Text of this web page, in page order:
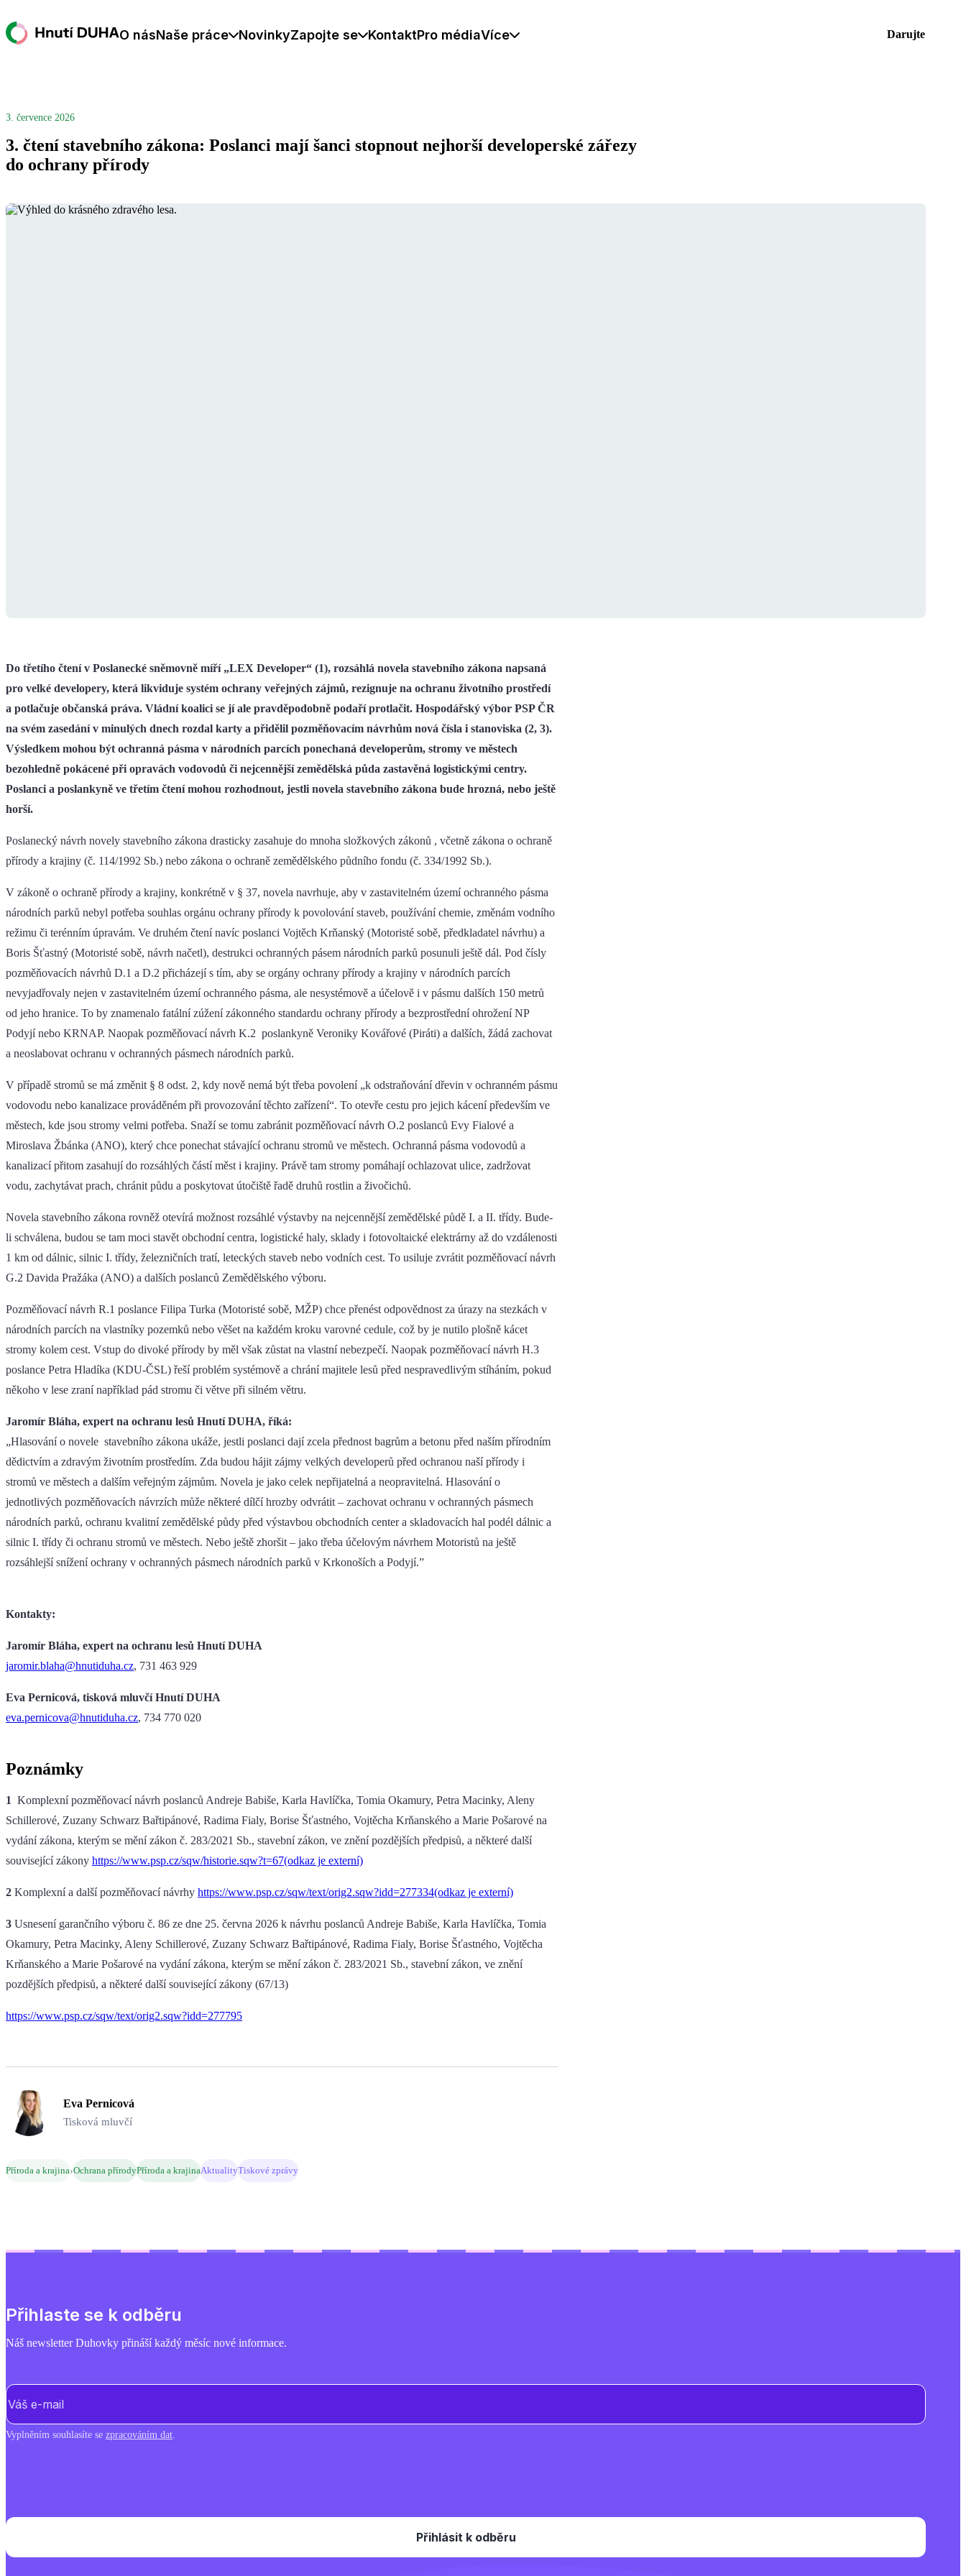
O násNaše práce NovinkyZapojte se KontaktPro médiaVíce Darujte
3. července 2026
3. čtení stavebního zákona: Poslanci mají šanci stopnout nejhorší developerské zářezy
do ochrany přírody
Do třetího čtení v Poslanecké sněmovně míří „LEX Developer“ (1), rozsáhlá novela stavebního zákona napsaná
pro velké developery, která likviduje systém ochrany veřejných zájmů, rezignuje na ochranu životního prostředí
a potlačuje občanská práva. Vládní koalici se jí ale pravděpodobně podaří protlačit. Hospodářský výbor PSP ČR
na svém zasedání v minulých dnech rozdal karty a přidělil pozměňovacím návrhům nová čísla i stanoviska (2, 3).
Výsledkem mohou být ochranná pásma v národních parcích ponechaná developerům, stromy ve městech
bezohledně pokácené při opravách vodovodů či nejcennější zemědělská půda zastavěná logistickými centry.
Poslanci a poslankyně ve třetím čtení mohou rozhodnout, jestli novela stavebního zákona bude hrozná, nebo ještě
horší.
Poslanecký návrh novely stavebního zákona drasticky zasahuje do mnoha složkových zákonů , včetně zákona o ochraně
přírody a krajiny (č. 114/1992 Sb.) nebo zákona o ochraně zemědělského půdního fondu (č. 334/1992 Sb.).
V zákoně o ochraně přírody a krajiny, konkrétně v § 37, novela navrhuje, aby v zastavitelném území ochranného pásma
národních parků nebyl potřeba souhlas orgánu ochrany přírody k povolování staveb, používání chemie, změnám vodního
režimu či terénním úpravám. Ve druhém čtení navíc poslanci Vojtěch Krňanský (Motoristé sobě, předkladatel návrhu) a
Boris Šťastný (Motoristé sobě, návrh načetl), destrukci ochranných pásem národních parků posunuli ještě dál. Pod čísly
pozměňovacích návrhů D.1 a D.2 přicházejí s tím, aby se orgány ochrany přírody a krajiny v národních parcích
nevyjadřovaly nejen v zastavitelném území ochranného pásma, ale nesystémově a účelově i v pásmu dalších 150 metrů
od jeho hranice. To by znamenalo fatální zúžení zákonného standardu ochrany přírody a bezprostřední ohrožení NP
Podyjí nebo KRNAP. Naopak pozměňovací návrh K.2 poslankyně Veroniky Kovářové (Piráti) a dalších, žádá zachovat
a neoslabovat ochranu v ochranných pásmech národních parků.
V případě stromů se má změnit § 8 odst. 2, kdy nově nemá být třeba povolení „k odstraňování dřevin v ochranném pásmu
vodovodu nebo kanalizace prováděném při provozování těchto zařízení“. To otevře cestu pro jejich kácení především ve
městech, kde jsou stromy velmi potřeba. Snaží se tomu zabránit pozměňovací návrh O.2 poslanců Evy Fialové a
Miroslava Žbánka (ANO), který chce ponechat stávající ochranu stromů ve městech. Ochranná pásma vodovodů a
kanalizací přitom zasahují do rozsáhlých částí měst i krajiny. Právě tam stromy pomáhají ochlazovat ulice, zadržovat
vodu, zachytávat prach, chránit půdu a poskytovat útočiště řadě druhů rostlin a živočichů.
Novela stavebního zákona rovněž otevírá možnost rozsáhlé výstavby na nejcennější zemědělské půdě I. a II. třídy. Bude-
li schválena, budou se tam moci stavět obchodní centra, logistické haly, sklady i fotovoltaické elektrárny až do vzdálenosti
1 km od dálnic, silnic I. třídy, železničních tratí, leteckých staveb nebo vodních cest. To usiluje zvrátit pozměňovací návrh
G.2 Davida Pražáka (ANO) a dalších poslanců Zemědělského výboru.
Pozměňovací návrh R.1 poslance Filipa Turka (Motoristé sobě, MŽP) chce přenést odpovědnost za úrazy na stezkách v
národních parcích na vlastníky pozemků nebo věšet na každém kroku varovné cedule, což by je nutilo plošně kácet
stromy kolem cest. Vstup do divoké přírody by měl však zůstat na vlastní nebezpečí. Naopak pozměňovací návrh H.3
poslance Petra Hladíka (KDU-ČSL) řeší problém systémově a chrání majitele lesů před nespravedlivým stíháním, pokud
někoho v lese zraní například pád stromu či větve při silném větru.
Jaromír Bláha, expert na ochranu lesů Hnutí DUHA, říká:
„Hlasování o novele stavebního zákona ukáže, jestli poslanci dají zcela přednost bagrům a betonu před naším přírodním
dědictvím a zdravým životním prostředím. Zda budou hájit zájmy velkých developerů před ochranou naší přírody i
stromů ve městech a dalším veřejným zájmům. Novela je jako celek nepřijatelná a neopravitelná. Hlasování o
jednotlivých pozměňovacích návrzích může některé dílčí hrozby odvrátit – zachovat ochranu v ochranných pásmech
národních parků, ochranu kvalitní zemědělské půdy před výstavbou obchodních center a skladovacích hal podél dálnic a
silnic I. třídy či ochranu stromů ve městech. Nebo ještě zhoršit – jako třeba účelovým návrhem Motoristů na ještě
rozsáhlejší snížení ochrany v ochranných pásmech národních parků v Krkonoších a Podyjí.”
Kontakty:
Jaromír Bláha, expert na ochranu lesů Hnutí DUHA
jaromir.blaha@hnutiduha.cz, 731 463 929
Eva Pernicová, tisková mluvčí Hnutí DUHA
eva.pernicova@hnutiduha.cz, 734 770 020
Poznámky
1 Komplexní pozměňovací návrh poslanců Andreje Babiše, Karla Havlíčka, Tomia Okamury, Petra Macinky, Aleny
Schillerové, Zuzany Schwarz Bařtipánové, Radima Fialy, Borise Šťastného, Vojtěcha Krňanského a Marie Pošarové na
vydání zákona, kterým se mění zákon č. 283/2021 Sb., stavební zákon, ve znění pozdějších předpisů, a některé další
související zákony https://www.psp.cz/sqw/historie.sqw?t=67(odkaz je externí)
2 Komplexní a další pozměňovací návrhy https://www.psp.cz/sqw/text/orig2.sqw?idd=277334(odkaz je externí)
3 Usnesení garančního výboru č. 86 ze dne 25. června 2026 k návrhu poslanců Andreje Babiše, Karla Havlíčka, Tomia
Okamury, Petra Macinky, Aleny Schillerové, Zuzany Schwarz Bařtipánové, Radima Fialy, Borise Šťastného, Vojtěcha
Krňanského a Marie Pošarové na vydání zákona, kterým se mění zákon č. 283/2021 Sb., stavební zákon, ve znění
pozdějších předpisů, a některé další související zákony (67/13)
https://www.psp.cz/sqw/text/orig2.sqw?idd=277795
Eva Pernicová
Tisková mluvčí
Příroda a krajina›Ochrana přírodyPříroda a krajinaAktualityTiskové zprávy
Přihlaste se k odběru
Náš newsletter Duhovky přináší každý měsíc nové informace.
E-mail
Vyplněním souhlasíte se zpracováním dat.